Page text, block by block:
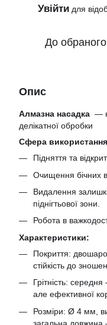
Увійти для
До обраного
Опис
Алмазна насадка —
делікатної обробки
Сфера
Підняття та
Очищення бічних
Видалення
піднігтьової зони.
Робота в
Характеристики:
Покриття:
стійкість до
Грітність:
але ефективної
Розміри: Ø 4 мм,
загальна